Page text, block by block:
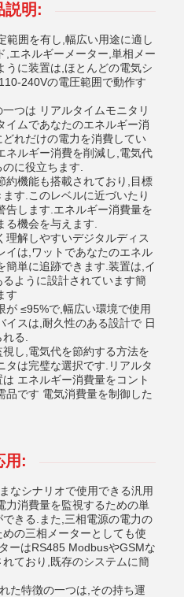
説明:
範囲を有し,幅広い用途に適し
,エネルギーメーター,単相メー
うに装置は,ほとんどの電気シ
240Vの電圧範囲で動作す
つは リアルタイムモニタリ
イムであなたのエネルギー消
れだけの電力を消費してい
ネルギー消費を削減し,電気代
に役立ちます.
約機能も搭載されており,目標
す.このレベルに近づいたり
告します.エネルギー消費量を
機会を与えます.
理解しやすいデジタルディス
イは,ワットであなたのエネル
簡単に追跡できます.装置は,イ
ように設計されています簡
す
が ≤95%で,幅広い環境で使用
イスは,耐久性のある設計で 日
る.
し,電気代を節約する方法を
タは完璧な選択です.リアルタ
エネルギー消費量をコント
品です 電気消費量を制御した
用:
なシナリオで使用できる汎用
力消費量を監視するための単
きる.また,三相電源の電力の
の三相メーターとしても使
ーはRS485 ModbusやGSMな
ており,既存のシステムに簡
た特徴の一つは,その持ち運